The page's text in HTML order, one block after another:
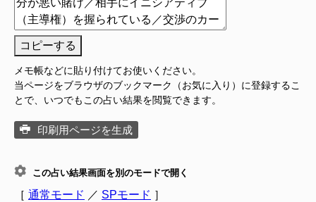
コピーする
メモ帳などに貼り付けてお使いください。
当ページをブラウザのブックマーク（お気に入り）に登録するこ
とで、いつでもこの占い結果を閲覧できます。
印刷用ページを生成
この占い結果画面を別のモードで開く
［ 通常モード ／ SPモード ］